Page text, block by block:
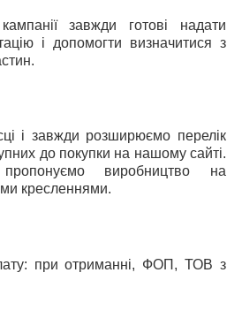
завжди готові надати
і допомогти визначитися з
і завжди розширюємо перелік
до покупки на нашому сайті.
виробництво на
кресленнями.
при отриманні, ФОП, ТОВ з